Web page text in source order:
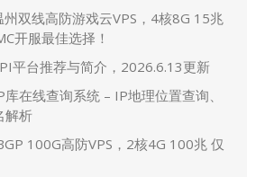
双线高防游戏云VPS，4核8G 15兆
开服最佳选择！
平台推荐与简介，2026.6.13更新
库在线查询系统 – IP地理位置查询、
解析
100G高防VPS，2核4G 100兆 仅